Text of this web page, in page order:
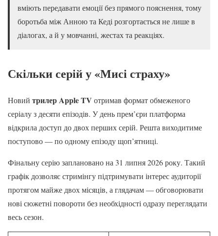
вміють передавати емоції без прямого пояснення, тому
боротьба між Анною та Кеді розгортається не лише в
діалогах, а й у мовчанні, жестах та реакціях.
Скільки серій у «Мисі страху»
Новий трилер Apple TV отримав формат обмеженого
серіалу з десяти епізодів. У день прем’єри платформа
відкрила доступ до двох перших серій. Решта виходитиме
поступово — по одному епізоду щоп’ятниці.
Фінальну серію заплановано на 31 липня 2026 року. Такий
графік дозволяє стримінгу підтримувати інтерес аудиторії
протягом майже двох місяців, а глядачам — обговорювати
нові сюжетні повороти без необхідності одразу переглядати
весь сезон.